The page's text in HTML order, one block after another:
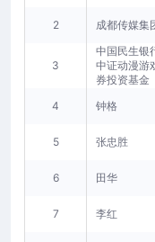
2 成都传媒集
3
中国民生银
中证动漫游
券投资基金
4 钟格
5 张忠胜
6 田华
7 李红